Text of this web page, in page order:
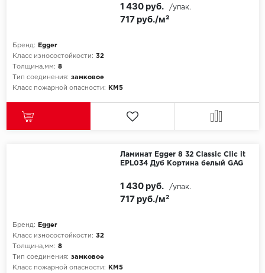
SPC Stronghold
Tarkett
Tulesna
Бренд:
Egger
Класс износостойкости: 32
Толщина,мм: 8
Тип соединения: замковое
Класс пожарной опасности:
КМ5
717 руб./м²
1 430 руб. /упак.
Ламинат Egger 8 32 Classic Clic it
EPL034 Дуб Кортина белый GAG
Бренд:
Egger
Класс износостойкости: 32
Толщина,мм: 8
Тип соединения: замковое
Класс пожарной опасности:
КМ5
717 руб./м²
1 430 руб. /упак.